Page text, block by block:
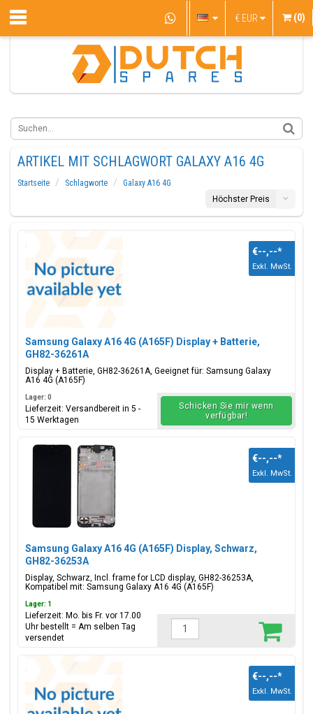
€ EUR (0)
ARTIKEL MIT SCHLAGWORT GALAXY A16 4G
Startseite Schlagworte
Galaxy A16 4G
Höchster Preis
Samsung Galaxy A16 4G (A165F) Display + Batterie,
GH82-36261A
Display + Batterie, GH82-36261A, Geeignet für: Samsung Galaxy
A16 4G (A165F)
€--,--*
Exkl. MwSt.
Lager: 0
Lieferzeit: Versandbereit in 5 -
15 Werktagen
Schicken Sie mir wenn
verfügbar!
Samsung Galaxy A16 4G (A165F) Display, Schwarz,
GH82-36253A
Display, Schwarz, Incl. frame for LCD display, GH82-36253A,
Kompatibel mit: Samsung Galaxy A16 4G (A165F)
€--,--*
Exkl. MwSt.
Lager: 1
Lieferzeit: Mo. bis Fr. vor 17.00
Uhr bestellt = Am selben Tag
versendet
€--,--*
Exkl. MwSt.